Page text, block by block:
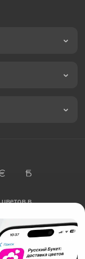
в
«Технология»